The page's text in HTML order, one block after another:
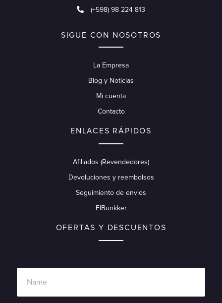
(+598) 98 224 813
SIGUE CON NOSOTROS
La Empresa
Blog y Noticias
Mi cuenta
Contacto
ENLACES RÁPIDOS
Afiliados (Revendedores)
Devoluciones y reembolsos
Seguimiento de envios
ElBunkker
OFERTAS Y DESCUENTOS